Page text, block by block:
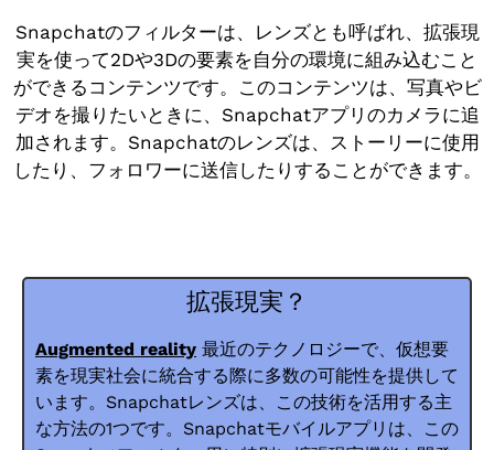
Snapchatのフィルターは、レンズとも呼ばれ、拡張現
実を使って2Dや3Dの要素を自分の環境に組み込むこと
ができるコンテンツです。このコンテンツは、写真やビ
デオを撮りたいときに、Snapchatアプリのカメラに追
加されます。Snapchatのレンズは、ストーリーに使用
したり、フォロワーに送信したりすることができます。
拡張現実？
Augmented reality 最近のテクノロジーで、仮想要
素を現実社会に統合する際に多数の可能性を提供して
います。Snapchatレンズは、この技術を活用する主
な方法の1つです。Snapchatモバイルアプリは、この